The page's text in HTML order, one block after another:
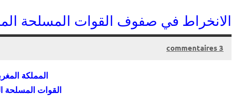
الانخراط في صفوف القوات المسلحة
25/05/2015
kamal
3 commentaires
المملكة
القوات المسلحة